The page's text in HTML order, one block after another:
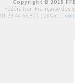
Copyright © 2015
Fédération Française des
01 39 44 65 80 | contact :